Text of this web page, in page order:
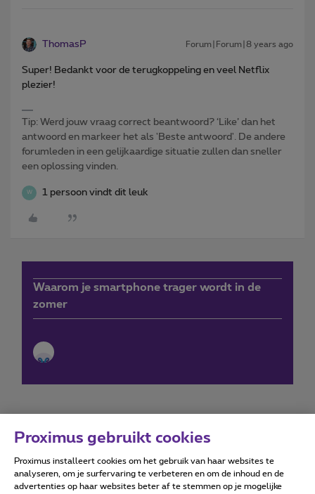
ThomasP Forum|Forum|8 years ago
Super! Bedankt voor de terugkoppeling en veel Netflix
plezier!
Tip: Werd jouw vraag correct beantwoord? ‘Like’ dan het
antwoord en markeer het als 'Beste antwoord'. De andere
forumleden in een gelijkaardige situatie zullen dan sneller
een oplossing vinden.
W 1 persoon vindt dit leuk
Waarom je smartphone trager wordt in de
zomer
Forumvoorwaarden Accessibility statement
Proximus gebruikt cookies
Proximus installeert cookies om het gebruik van haar websites te
analyseren, om je surfervaring te verbeteren en om de inhoud en de
advertenties op haar websites beter af te stemmen op je mogelijke